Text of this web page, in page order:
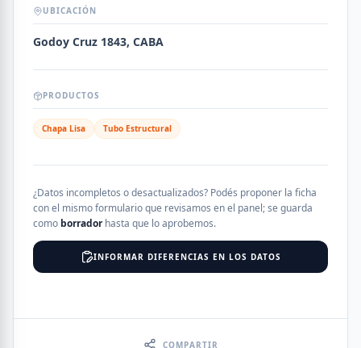
UBICACIÓN
Godoy Cruz 1843, CABA
PRODUCTOS
Chapa Lisa Tubo Estructural
¿Datos incompletos o desactualizados? Podés proponer la ficha
con el mismo formulario que revisamos en el panel; se guarda
como borradorhasta que lo aprobemos.
INFORMAR DIFERENCIAS EN LOS DATOS
COMPARTIR